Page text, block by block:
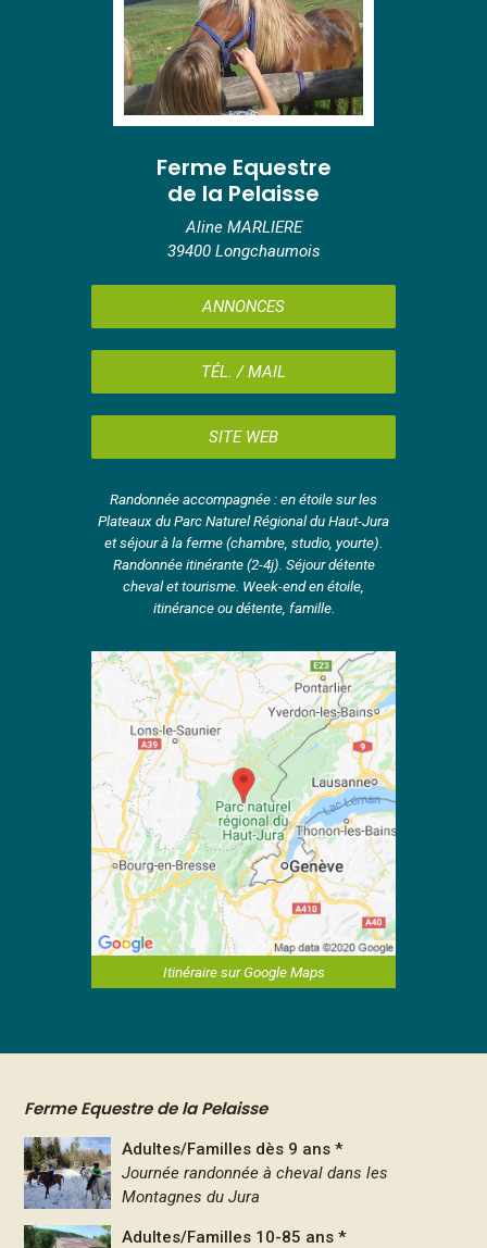
Ferme Equestre
de la Pelaisse
Aline MARLIERE
39400 Longchaumois
ANNONCES
TÉL. / MAIL
SITE WEB
Randonnée accompagnée : en étoile sur les
Plateaux du Parc Naturel Régional du Haut-Jura
et séjour à la ferme (chambre, studio, yourte).
Randonnée itinérante (2-4j). Séjour détente
cheval et tourisme. Week-end en étoile,
itinérance ou détente, famille.
Itinéraire sur Google Maps
Ferme Equestre de la Pelaisse
Adultes/Familles dès 9 ans *
Journée randonnée à cheval dans les
Montagnes du Jura
Adultes/Familles 10-85 ans *